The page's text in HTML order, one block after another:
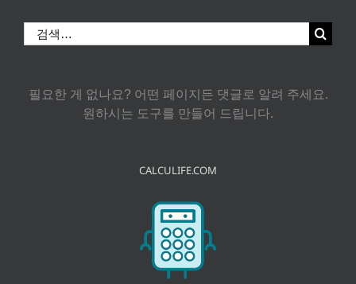
색:
필요한 게 없나요? 어떤 페이지든 댓글로 알려 주세요.
원하시는 도구를 만들어 드립니다.
CALCULIFE.COM